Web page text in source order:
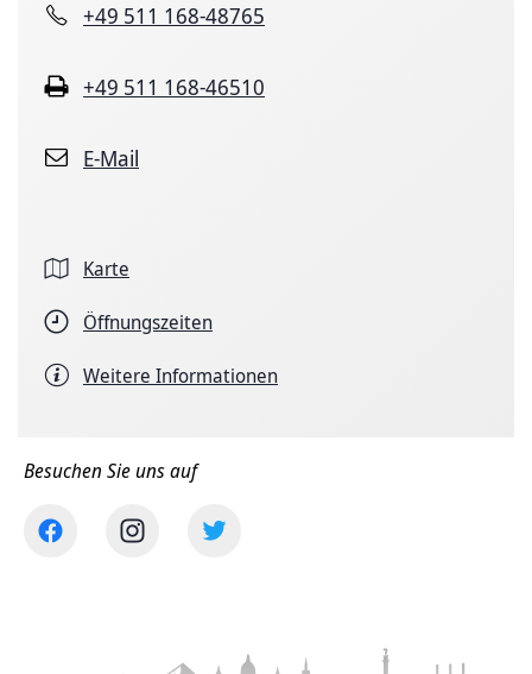
+49 511 168-48765
+49 511 168-46510
E-Mail
Karte
Öffnungszeiten
Weitere Informationen
Besuchen Sie uns auf